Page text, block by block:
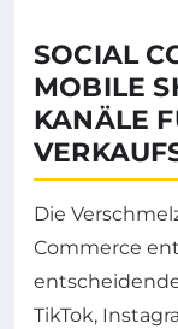
SOCIAL
MOBILE
KANÄLE
Die
Commerce
TikTok,